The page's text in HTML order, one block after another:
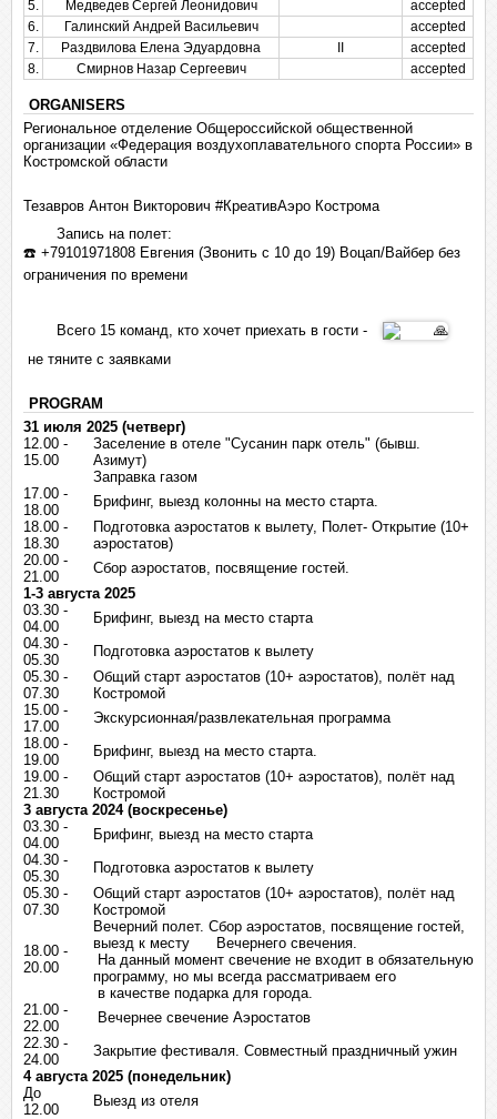
5.
Медведев Сергей Леонидович
accepted
6.
Галинский Андрей Васильевич
accepted
7.
Раздвилова Елена Эдуардовна
accepted
8.
Смирнов Назар Сергеевич accepted
ORGANISERS
Региональное отделение Общероссийской общественной
организации «Федерация воздухоплавательного спорта России» в
Костромской области
Тезавров Антон Викторович #КреативАэро Кострома
Запись на полет:
☎️ +79101971808 Евгения (Звонить с 10 до 19) Воцап/Вайбер без
ограничения по времени
Всего 15 команд, кто хочет приехать в гости -
не тяните с заявками
PROGRAM
31 июля 2025 (четверг)
12.00 -
15.00
Заселение в отеле "Сусанин парк отель" (бывш.
Азимут)
Заправка газом
17.00 -
18.00
Брифинг, выезд колонны на место старта.
18.00 -
18.30
Подготовка аэростатов к вылету, Полет- Открытие (10+
аэростатов)
20.00 -
21.00
Сбор аэростатов, посвящение гостей.
1-3 августа 2025
03.30 -
04.00
Брифинг, выезд на место старта
04.30 -
05.30
Подготовка аэростатов к вылету
05.30 -
07.30
Общий старт аэростатов (10+ аэростатов), полёт над
Костромой
15.00 -
17.00
Экскурсионная/развлекательная программа
18.00 -
19.00
Брифинг, выезд на место старта.
19.00 -
21.30
Общий старт аэростатов (10+ аэростатов), полёт над
Костромой
3 августа 2024 (воскресенье)
03.30 -
04.00
Брифинг, выезд на место старта
04.30 -
05.30
Подготовка аэростатов к вылету
05.30 -
07.30
Общий старт аэростатов (10+ аэростатов), полёт над
Костромой
18.00 -
20.00
Вечерний полет. Сбор аэростатов, посвящение гостей,
выезд к месту Вечернего свечения.
На данный момент свечение не входит в обязательную
программу, но мы всегда рассматриваем его
в качестве подарка для города.
21.00 -
22.00
Вечернее свечение Аэростатов
22.30 -
24.00
Закрытие фестиваля. Совместный праздничный ужин
4 августа 2025 (понедельник)
До
12.00
Выезд из отеля